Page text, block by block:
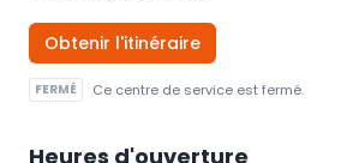
Obtenir l'itinéraire
FERMÉ Ce centre de service est fermé.
Heures d'ouverture